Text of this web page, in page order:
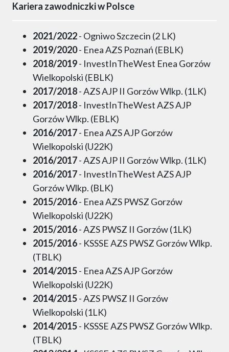
Kariera zawodniczki w Polsce
2021/2022- Ogniwo Szczecin (2 LK)
2019/2020- Enea AZS Poznań (EBLK)
2018/2019- InvestInTheWest Enea Gorzów
Wielkopolski (EBLK)
2017/2018- AZS AJP II Gorzów Wlkp. (1LK)
2017/2018- InvestInTheWest AZS AJP
Gorzów Wlkp. (EBLK)
2016/2017- Enea AZS AJP Gorzów
Wielkopolski (U22K)
2016/2017- AZS AJP II Gorzów Wlkp. (1LK)
2016/2017- InvestInTheWest AZS AJP
Gorzów Wlkp. (BLK)
2015/2016- Enea AZS PWSZ Gorzów
Wielkopolski (U22K)
2015/2016- AZS PWSZ II Gorzów (1LK)
2015/2016- KSSSE AZS PWSZ Gorzów Wlkp.
(TBLK)
2014/2015- Enea AZS AJP Gorzów
Wielkopolski (U22K)
2014/2015- AZS PWSZ II Gorzów
Wielkopolski (1LK)
2014/2015- KSSSE AZS PWSZ Gorzów Wlkp.
(TBLK)